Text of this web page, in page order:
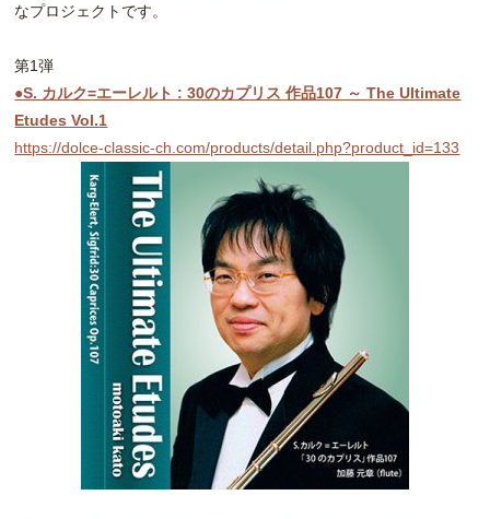
なプロジェクトです。
第1弾
●S. カルク=エーレルト : 30のカプリス 作品107 ～ The Ultimate
Etudes Vol.1
https://dolce-classic-ch.com/products/detail.php?product_id=133